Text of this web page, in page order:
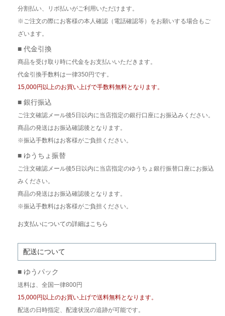
分割払い、リボ払いがご利用いただけます。
※ご注文の際にお客様の本人確認（電話確認等）をお願いする場合もご
ざいます。
■ 代金引換
商品を受け取り時に代金をお支払いいただきます。
代金引換手数料は一律350円です。
15,000円以上のお買い上げで手数料無料となります。
■ 銀行振込
ご注文確認メール後5日以内に当店指定の銀行口座にお振込みください。
商品の発送はお振込確認後となります。
※振込手数料はお客様がご負担ください。
■ ゆうちょ振替
ご注文確認メール後5日以内に当店指定のゆうちょ銀行振替口座にお振込
みください。
商品の発送はお振込確認後となります。
※振込手数料はお客様がご負担ください。
お支払いについての詳細はこちら
配送について
■ ゆうパック
送料は、全国一律800円
15,000円以上のお買い上げで送料無料となります。
配送の日時指定、配達状況の追跡が可能です。